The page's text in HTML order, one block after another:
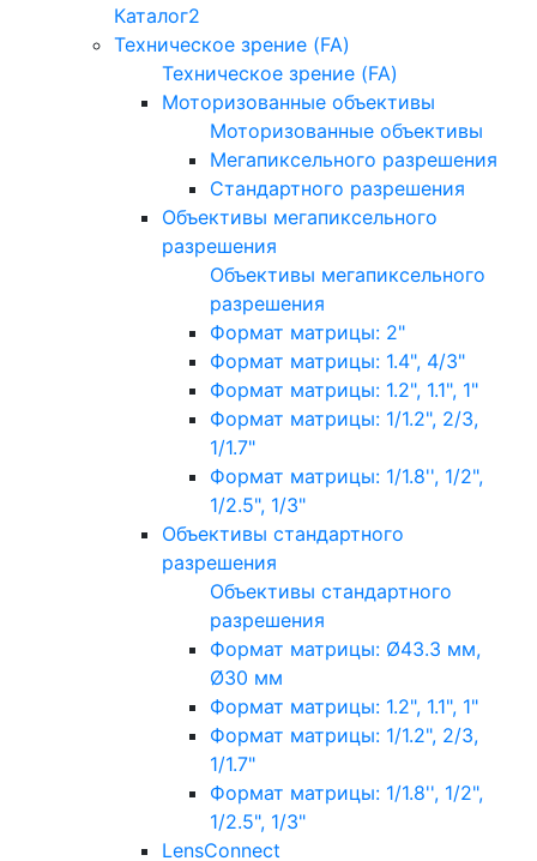
Каталог2
Техническое зрение (FA)
Техническое зрение (FA)
Моторизованные объективы
Моторизованные объективы
Мегапиксельного разрешения
Стандартного разрешения
Объективы мегапиксельного
разрешения
Объективы мегапиксельного
разрешения
Формат матрицы: 2"
Формат матрицы: 1.4", 4/3"
Формат матрицы: 1.2", 1.1", 1"
Формат матрицы: 1/1.2", 2/3,
1/1.7"
Формат матрицы: 1/1.8'', 1/2",
1/2.5", 1/3"
Объективы стандартного
разрешения
Объективы стандартного
разрешения
Формат матрицы: Ø43.3 мм,
Ø30 мм
Формат матрицы: 1.2", 1.1", 1"
Формат матрицы: 1/1.2", 2/3,
1/1.7"
Формат матрицы: 1/1.8'', 1/2",
1/2.5", 1/3"
LensConnect